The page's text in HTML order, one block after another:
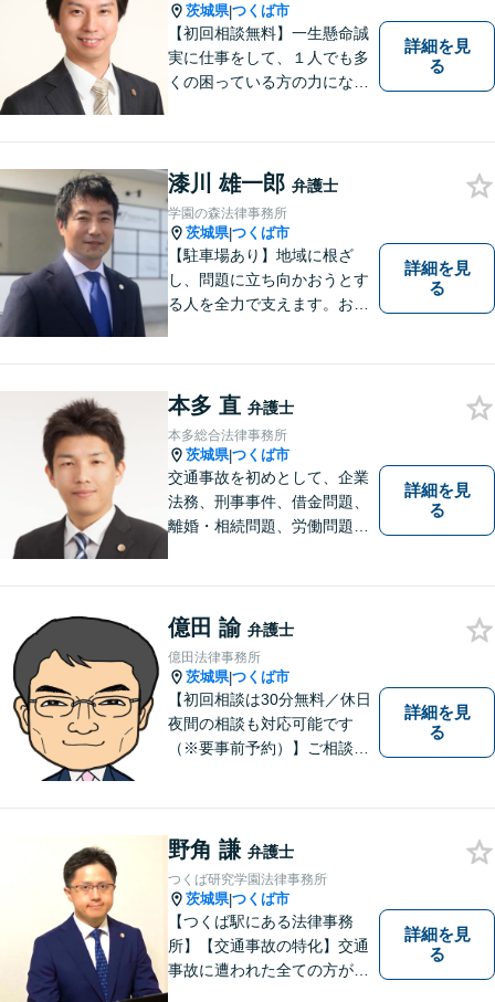
茨城県|つくば市
【初回相談無料】一生懸命誠
実に仕事をして、１人でも多
くの困っている方の力にな
事案かどうかも含め、私が親
切・丁寧にご対応致します。
ぜひご相談ください。
詳細を見
る
漆川 雄一郎 弁護士
学園の森法律事務所
茨城県|つくば市
【駐車場あり】地域に根ざ
し、問題に立ち向かおうとす
る人を全力で支えます。お困
詳細を見
る
本多 直 弁護士
本多総合法律事務所
茨城県|つくば市
交通事故を初めとして、企業
法務、刑事事件、借金問題、
離婚・相続問題、労働問題そ
実・迅速・丁寧な事件処理を
心掛けています。
詳細を見
る
億田 諭 弁護士
億田法律事務所
茨城県|つくば市
【初回相談は30分無料／休日
夜間の相談も対応可能です
（※要事前予約）】ご相談、
にお問合せください。
詳細を見
る
野角 謙 弁護士
つくば研究学園法律事務所
茨城県|つくば市
【つくば駅にある法律事務
所】【交通事故の特化】交通
事故に遭われた全ての方が適
詳細を見
る